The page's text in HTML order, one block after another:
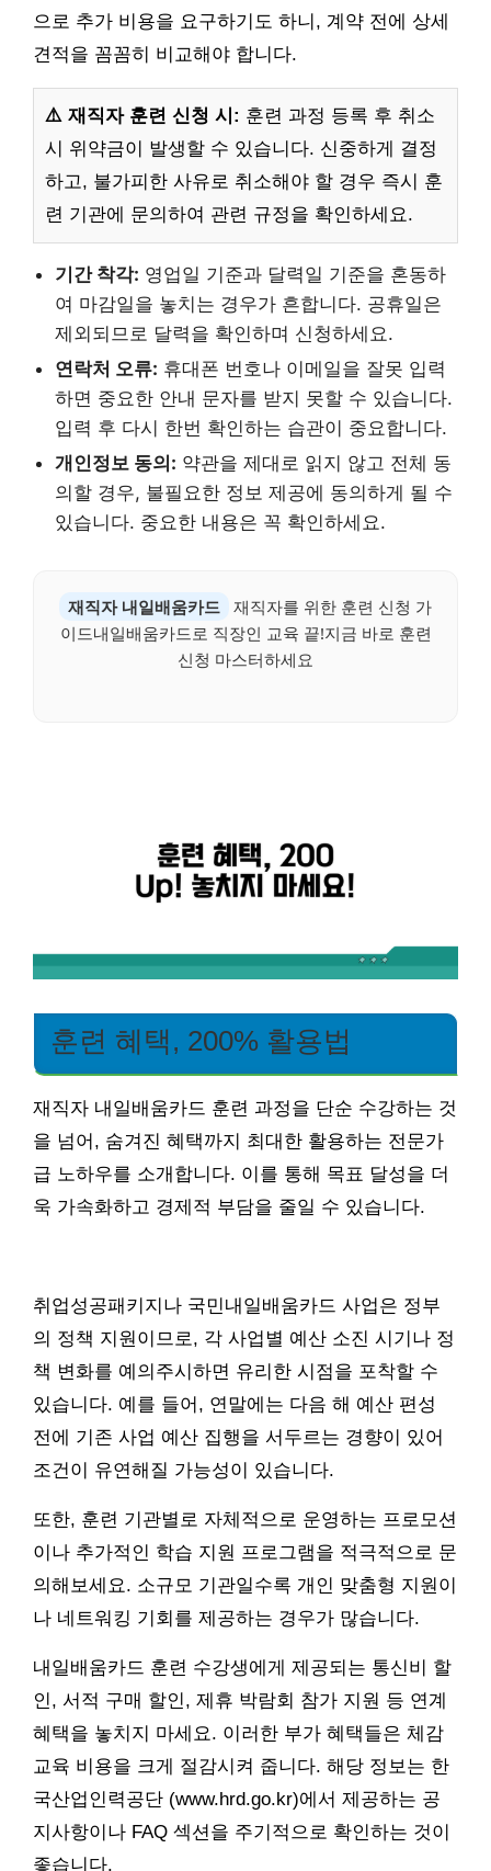
으로 추가 비용을 요구하기도 하니, 계약 전에 상세
견적을 꼼꼼히 비교해야 합니다.
⚠️ 재직자 훈련 신청 시: 훈련 과정 등록 후 취소
시 위약금이 발생할 수 있습니다. 신중하게 결정
하고, 불가피한 사유로 취소해야 할 경우 즉시 훈
련 기관에 문의하여 관련 규정을 확인하세요.
기간 착각: 영업일 기준과 달력일 기준을 혼동하
여 마감일을 놓치는 경우가 흔합니다. 공휴일은
제외되므로 달력을 확인하며 신청하세요.
연락처 오류: 휴대폰 번호나 이메일을 잘못 입력
하면 중요한 안내 문자를 받지 못할 수 있습니다.
입력 후 다시 한번 확인하는 습관이 중요합니다.
개인정보 동의: 약관을 제대로 읽지 않고 전체 동
의할 경우, 불필요한 정보 제공에 동의하게 될 수
있습니다. 중요한 내용은 꼭 확인하세요.
재직자 내일배움카드 재직자를 위한 훈련 신청 가
이드내일배움카드로 직장인 교육 끝!지금 바로 훈련
신청 마스터하세요
훈련 혜택, 200% 활용법
재직자 내일배움카드 훈련 과정을 단순 수강하는 것
을 넘어, 숨겨진 혜택까지 최대한 활용하는 전문가
급 노하우를 소개합니다. 이를 통해 목표 달성을 더
욱 가속화하고 경제적 부담을 줄일 수 있습니다.
취업성공패키지나 국민내일배움카드 사업은 정부
의 정책 지원이므로, 각 사업별 예산 소진 시기나 정
책 변화를 예의주시하면 유리한 시점을 포착할 수
있습니다. 예를 들어, 연말에는 다음 해 예산 편성
전에 기존 사업 예산 집행을 서두르는 경향이 있어
조건이 유연해질 가능성이 있습니다.
또한, 훈련 기관별로 자체적으로 운영하는 프로모션
이나 추가적인 학습 지원 프로그램을 적극적으로 문
의해보세요. 소규모 기관일수록 개인 맞춤형 지원이
나 네트워킹 기회를 제공하는 경우가 많습니다.
내일배움카드 훈련 수강생에게 제공되는 통신비 할
인, 서적 구매 할인, 제휴 박람회 참가 지원 등 연계
혜택을 놓치지 마세요. 이러한 부가 혜택들은 체감
교육 비용을 크게 절감시켜 줍니다. 해당 정보는 한
국산업인력공단 (www.hrd.go.kr)에서 제공하는 공
지사항이나 FAQ 섹션을 주기적으로 확인하는 것이
좋습니다.